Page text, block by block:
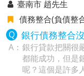
臺南市 趙先生
債務整合(負債整
銀行債務整合
銀行貸款把關很
都能成功，但是
呢？這個是許多